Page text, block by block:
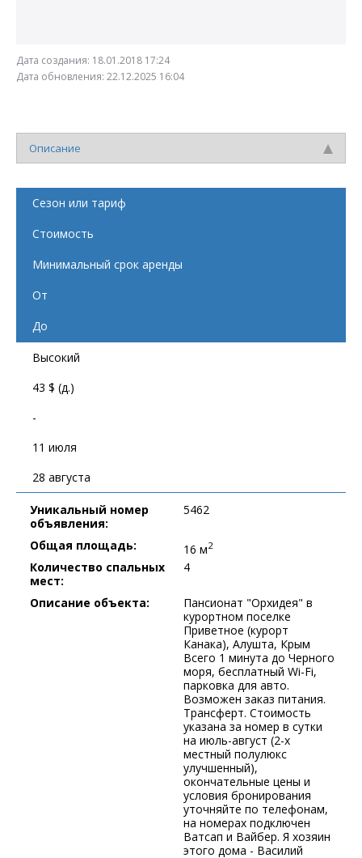
Дата создания: 18.01.2018 17:24
Дата обновления: 22.12.2025 16:04
Описание
Сезон или тариф
Стоимость
Минимальный срок аренды
От
До
Высокий
43 $ (д.)
-
11 июля
28 августа
Уникальный номер
объявления:
5462
Общая площадь: 16 м2
Количество спальных
мест:
4
Описание объекта:
Пансионат "Орхидея" в
курортном поселке
Приветное (курорт
Канака), Алушта, Крым
Всего 1 минута до Черного
моря, бесплатный Wi-Fi,
парковка для авто.
Возможен заказ питания.
Трансферт. Стоимость
указана за номер в сутки
на июль-август (2-х
местный полулюкс
улучшенный),
окончательные цены и
условия бронирования
уточняйте по телефонам,
на номерах подключен
Ватсап и Вайбер. Я хозяин
этого дома - Василий